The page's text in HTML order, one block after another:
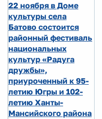
22 ноября в Доме
культуры села
Батово состоится
районный фестиваль
национальных
культур «Радуга
дружбы»,
приуроченный к 95-
летию Югры и 102-
летию Ханты-
Мансийского района